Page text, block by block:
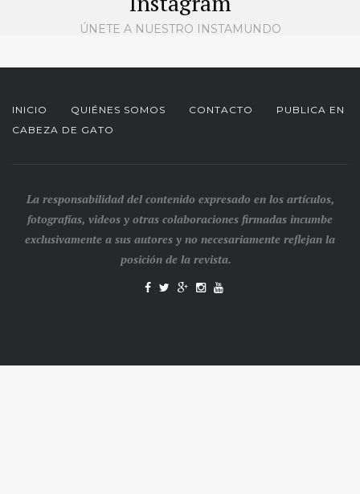
ÚNETE A NUESTRO INSTAMUNDO
INICIO QUIÉNES SOMOS CONTACTO
PUBLICA EN
CABEZA DE GATO
La responsabilidad del contenido expresado en los artículos,
fotografías, videos y otras colaboraciones firmadas incumbe
exclusivamente a sus autores y no necesariamente reflejan la
posición de la revista.